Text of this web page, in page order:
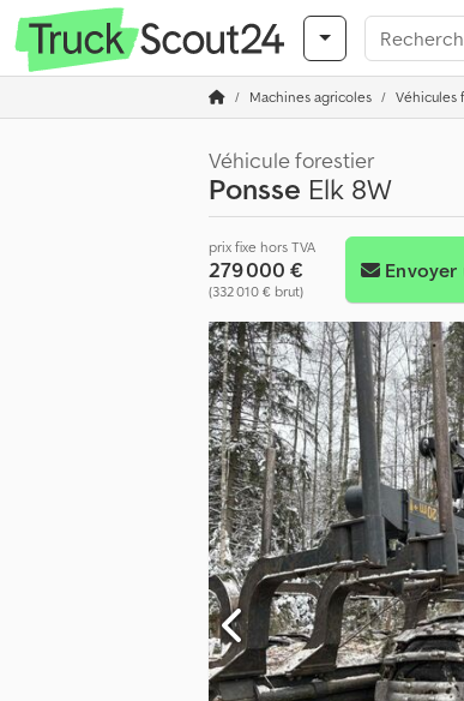
Machines agricoles Véhicules
Véhicule forestier
Ponsse Elk 8W
prix fixe hors TVA
279 000 €
(332 010 € brut)
Envoyer